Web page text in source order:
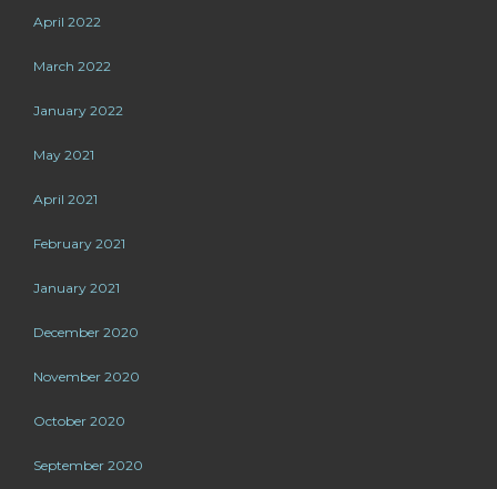
April 2022
March 2022
January 2022
May 2021
April 2021
February 2021
January 2021
December 2020
November 2020
October 2020
September 2020